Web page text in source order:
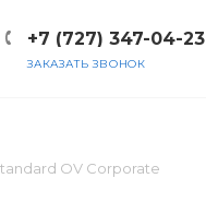
+7 (727) 347-04-23
ЗАКАЗАТЬ ЗВОНОК
OV Corporate